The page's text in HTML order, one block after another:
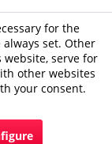
for the
set. Other
serve for
other websites
your consent.